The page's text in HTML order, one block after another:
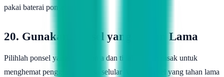
pakai baterai ponsel Anda.
20. Gunakan Ponsel yang Tahan Lama
Pilihlah ponsel yang tahan lama dan tidak mudah rusak untuk
menghemat penggunaan pulsa selular Anda. Ponsel yang tahan lama